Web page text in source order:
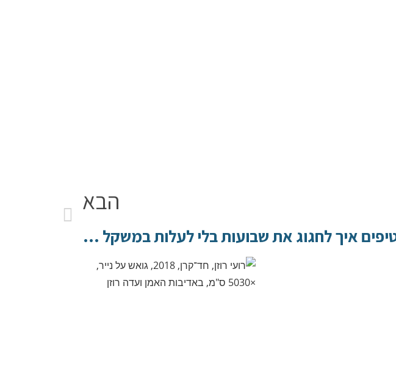
הבא
6 טיפים איך לחגוג את שבועות בלי לעלות במשקל – ומתכון